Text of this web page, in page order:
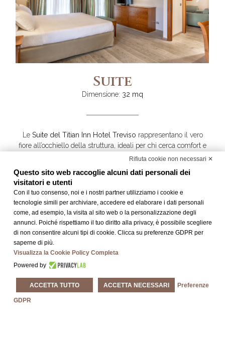
Suite
Dimensione: 32 mq
Le Suite del Titian Inn Hotel Treviso rappresentano il vero
fiore all’occhiello della struttura, ideali per chi cerca comfort e
raffinatezza nel cuore diTreviso.
Gli ambienti, ampi e curati nei minimi dettagli, offrono un unico
spazio elegante che integra armoniosamente
soggiorno, con due divani e un praticospazio lavoro
suite sono dotate diletto matrimoniale King Size, per
garantire il massimo del relax durante il soggiorno.
Rifiuta cookie non necessari ✕
Questo sito web raccoglie alcuni dati personali dei
visitatori e utenti
Con il tuo consenso, noi e i nostri partner utilizziamo i cookie e
tecnologie simili per archiviare, accedere ed elaborare i dati personali
come, ad esempio, la visita al sito web o la personalizzazione degli
annunci. Poiché rispettiamo il tuo diritto alla privacy, è possibile scegliere
di non consentire alcuni tipi di cookie. Clicca su preferenze GDPR per
saperne di più.
Visualizza la Cookie Policy Completa
Powered by
ACCETTA TUTTO ACCETTA NECESSARI Preferenze
GDPR